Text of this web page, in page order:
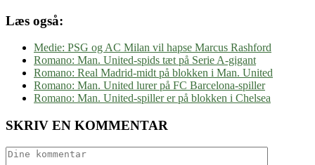
Læs også:
Medie: PSG og AC Milan vil hapse Marcus Rashford
Romano: Man. United-spids tæt på Serie A-gigant
Romano: Real Madrid-midt på blokken i Man. United
Romano: Man. United lurer på FC Barcelona-spiller
Romano: Man. United-spiller er på blokken i Chelsea
SKRIV EN KOMMENTAR